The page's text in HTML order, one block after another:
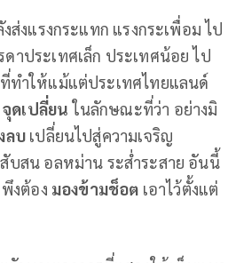
ส่งแรงกระแทก แรงกระเพื่อม ไป
าประเทศเล็ก ประเทศน้อย ไป
ทำให้แม้แต่ประเทศไทยแลนด์
จุดเปลี่ยน ในลักษณะที่ว่า อย่างมิ
ลบ เปลี่ยนไปสู่ความเจริญ
บสน อลหม่าน ระส่ำระสาย อันนี้
งต้อง มองข้ามช็อต เอาไว้ตั้งแต่